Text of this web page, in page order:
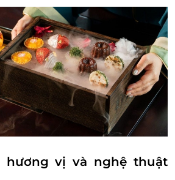
đồng thời với chương trình
đã bao gồm thuế VAT, phí phục
hủy khi đã mua vé.
an toàn cho du khách khi trải
vụ của Ngự thuyền Hueritage,
dưới 6 tuổi.
ngày trước ngày sử dụng dịch
tối thiểu ghép đoàn để khởi
hương vị và nghệ thuật